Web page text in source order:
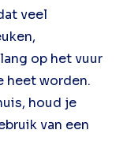
veel
op het vuur
heet worden.
houd je
van een